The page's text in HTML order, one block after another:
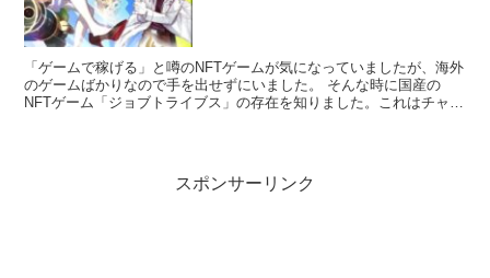
「ゲームで稼げる」と噂のNFTゲームが気になっていましたが、海外
のゲームばかりなので手を出せずにいました。 そんな時に国産の
NFTゲーム「ジョブトライブス」の存在を知りました。これはチャン
スポンサーリンク